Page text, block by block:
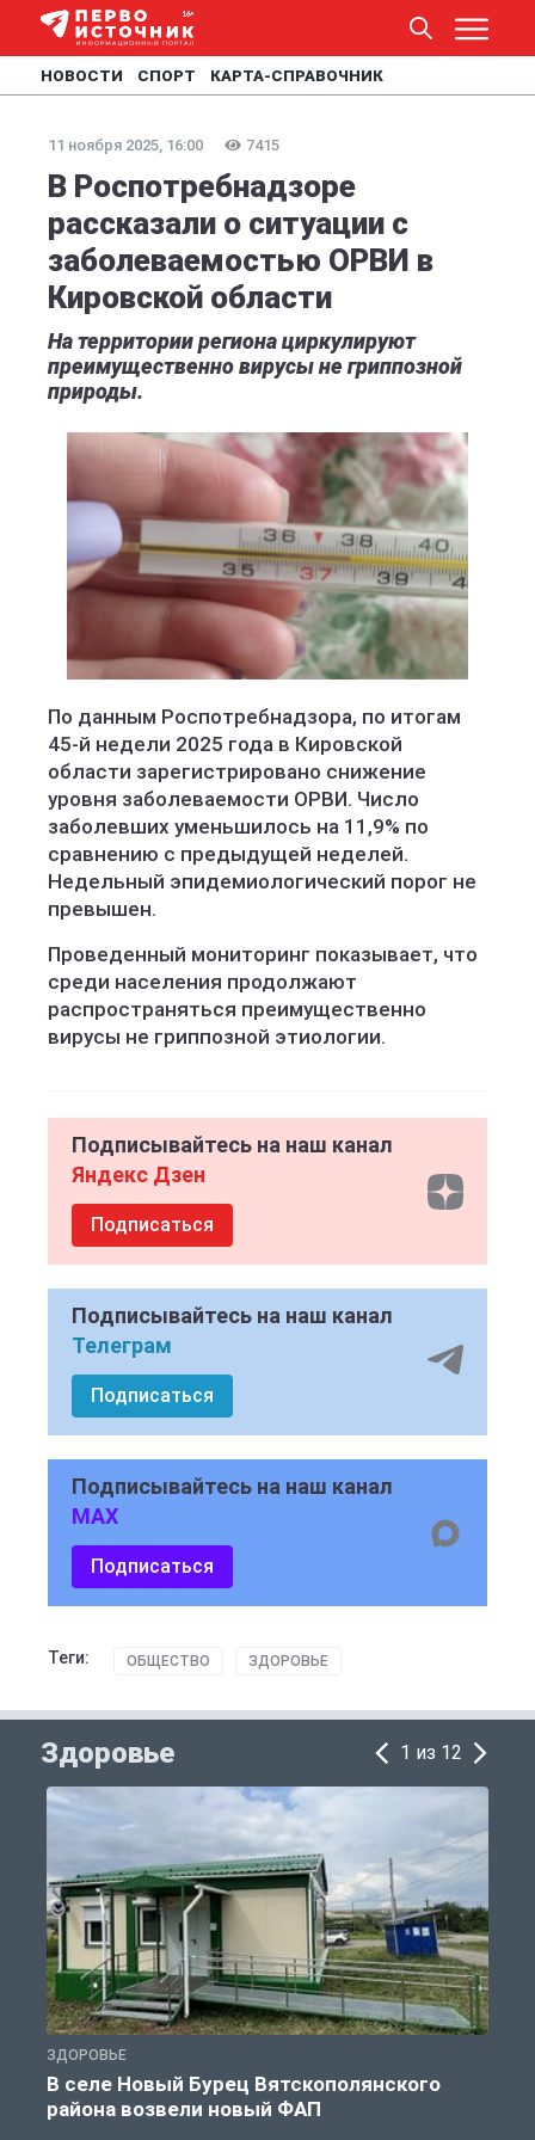
НОВОСТИ СПОРТ КАРТА-СПРАВОЧНИК
11 ноября 2025, 16:00 7415
В Роспотребнадзоре
рассказали о ситуации с
заболеваемостью ОРВИ в
Кировской области
На территории региона циркулируют
преимущественно вирусы не гриппозной
природы.
По данным Роспотребнадзора, по итогам
45-й недели 2025 года в Кировской
области зарегистрировано снижение
уровня заболеваемости ОРВИ. Число
заболевших уменьшилось на 11,9% по
сравнению с предыдущей неделей.
Недельный эпидемиологический порог не
превышен.
Проведенный мониторинг показывает, что
среди населения продолжают
распространяться преимущественно
вирусы не гриппозной этиологии.
Подписывайтесь на наш канал
Яндекс Дзен
Подписаться
Подписывайтесь на наш канал
Телеграм
Подписаться
Подписывайтесь на наш канал
MAX
Подписаться
Теги: ОБЩЕСТВО ЗДОРОВЬЕ
Здоровье 1 из 12
ЗДОРОВЬЕ
В селе Новый Бурец Вятскополянского
района возвели новый ФАП